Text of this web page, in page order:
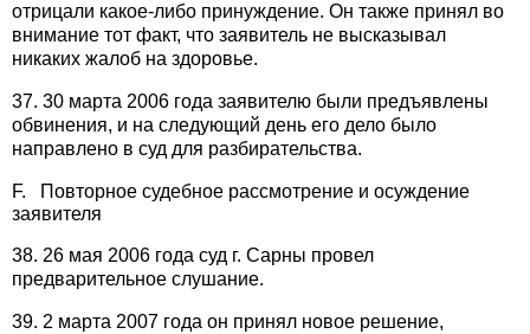
отрицали какое-либо принуждение. Он также принял во
внимание тот факт, что заявитель не высказывал
никаких жалоб на здоровье.
37. 30 марта 2006 года заявителю были предъявлены
обвинения, и на следующий день его дело было
направлено в суд для разбирательства.
F. Повторное судебное рассмотрение и осуждение
заявителя
38. 26 мая 2006 года суд г. Сарны провел
предварительное слушание.
39. 2 марта 2007 года он принял новое решение,